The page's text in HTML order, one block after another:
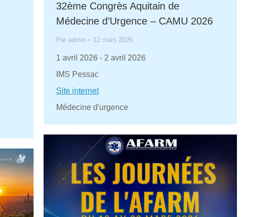
32ème Congrès Aquitain de
Médecine d’Urgence – CAMU 2026
Par admin 12 mars 2026
1 avril 2026 - 2 avril 2026
IMS Pessac
Site internet
Médecine d'urgence